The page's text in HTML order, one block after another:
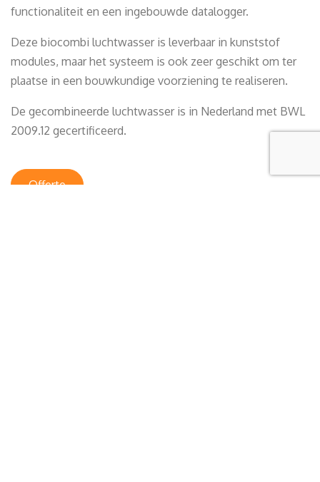
functionaliteit en een ingebouwde datalogger.
Deze biocombi luchtwasser is leverbaar in kunststof
modules, maar het systeem is ook zeer geschikt om ter
plaatse in een bouwkundige voorziening te realiseren.
De gecombineerde luchtwasser is in Nederland met BWL
2009.12 gecertificeerd.
Offerte